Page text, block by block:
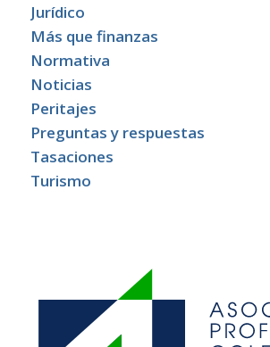
Jurídico
Más que finanzas
Normativa
Noticias
Peritajes
Preguntas y respuestas
Tasaciones
Turismo